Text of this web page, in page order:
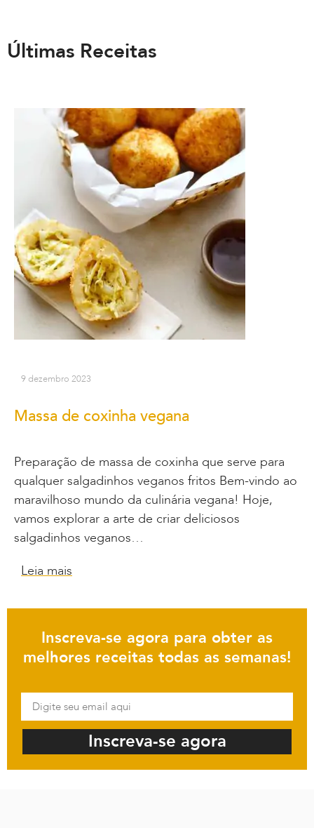
Últimas Receitas
9 dezembro 2023
Massa de coxinha vegana
Preparação de massa de coxinha que serve para
qualquer salgadinhos veganos fritos Bem-vindo ao
maravilhoso mundo da culinária vegana! Hoje,
vamos explorar a arte de criar deliciosos
salgadinhos veganos…
Leia mais
Inscreva-se agora para obter as
melhores receitas todas as semanas!
Inscreva-se agora